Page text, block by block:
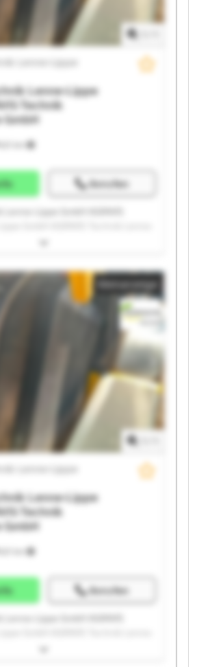
Technik Lenne-Lippe GmbH
Lenne-Lippe
Lenne-Lippe
Technik
Anrufen
Lenne-Lippe GmbH AGRAVIS
Technik Lenne-Lippe GmbH
GmbH AGRAVIS Technik Lenne-
Technik Lenne-Lippe GmbH
Lenne-Lippe GmbH AGRAVIS
GmbH AGRAVIS Technik Lenne-
Technik Lenne-Lippe GmbH
Lenne-Lippe GmbH AGRAVIS
GmbH AGRAVIS Technik Lenne-
Technik Lenne-Lippe GmbH
Lenne-Lippe GmbH AGRAVIS
GmbH AGRAVIS Technik Lenne-
Technik Lenne-Lippe GmbH
Kleinanzeige
Lenne-Lippe
Lenne-Lippe
Technik
Anrufen
Lenne-Lippe GmbH AGRAVIS
Technik Lenne-Lippe GmbH